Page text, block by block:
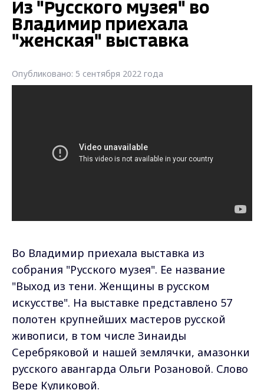
Из "Русского музея" во
Владимир приехала
"женская" выставка
Опубликовано: 5 сентября 2022 года
Во Владимир приехала выставка из
собрания "Русского музея". Ее название
"Выход из тени. Женщины в русском
искусстве". На выставке представлено 57
полотен крупнейших мастеров русской
живописи, в том числе Зинаиды
Серебряковой и нашей землячки, амазонки
русского авангарда Ольги Розановой. Слово
Вере Куликовой.